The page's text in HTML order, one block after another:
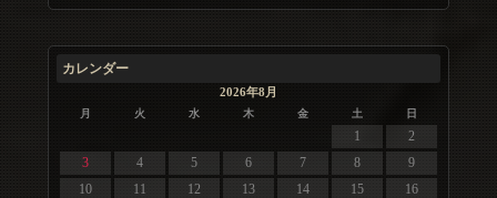
カレンダー
2026年8月
月 火 水 木 金 土 日
1
2
3
4 5 6 7 8
9
10
11 12 13 14 15
16